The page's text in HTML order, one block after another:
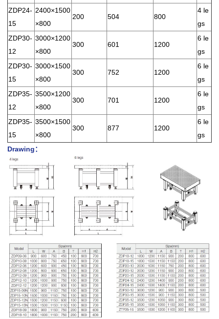
ZDP24-
15
2400×1500
×800
200 504 800
4 le
gs
ZDP30-
12
3000×1200
×800
300 601 1200
6 le
gs
ZDP30-
15
3000×1500
×800
300 752 1200
6 le
gs
ZDP35-
12
3500×1200
×800
300 701 1200
6 le
gs
ZDP35-
15
3500×1500
×800
300 877 1200
6 le
gs
Drawing：